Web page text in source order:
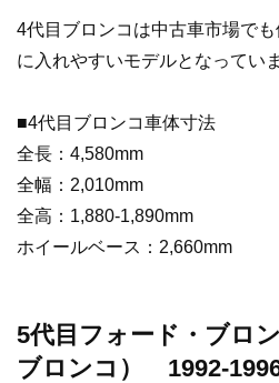
4代目ブロンコは中古車市場で
に入れやすいモデルとなっていま
■4代目ブロンコ車体寸法
全長：4,580mm
全幅：2,010mm
全高：1,880-1,890mm
ホイールベース：2,660mm
5代目フォード・ブロ
ブロンコ） 1992-